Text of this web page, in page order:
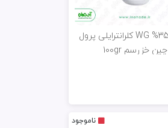
التاکورWG %35 کلرانترایلی پرول
چین خزرسم 100gr
ناموجود